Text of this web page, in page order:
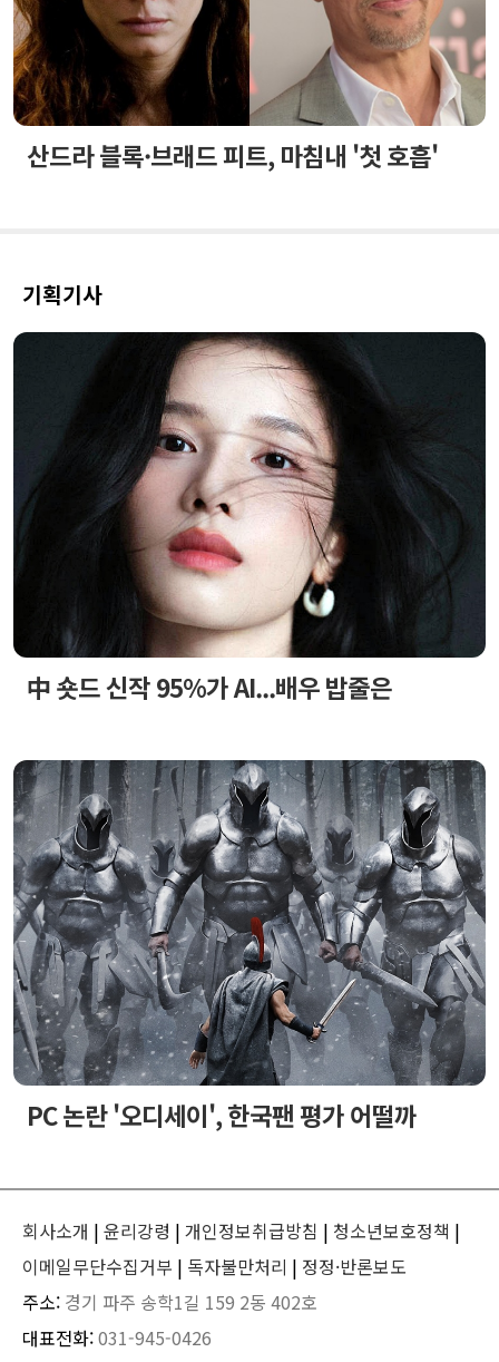
산드라 블록·브래드 피트, 마침내 '첫 호흡'
기획기사
中 숏드 신작 95%가 AI...배우 밥줄은
PC 논란 '오디세이', 한국팬 평가 어떨까
회사소개 | 윤리강령 | 개인정보취급방침 | 청소년보호정책 |
이메일무단수집거부 | 독자불만처리 | 정정·반론보도
주소: 경기 파주 송학1길 159 2동 402호
대표전화:031-945-0426